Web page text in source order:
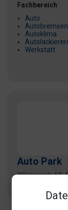
Fachbereich
Auto
Autobremsen
Autoklima
Werkstatt
Auto Park
Wikingerstr. 68,